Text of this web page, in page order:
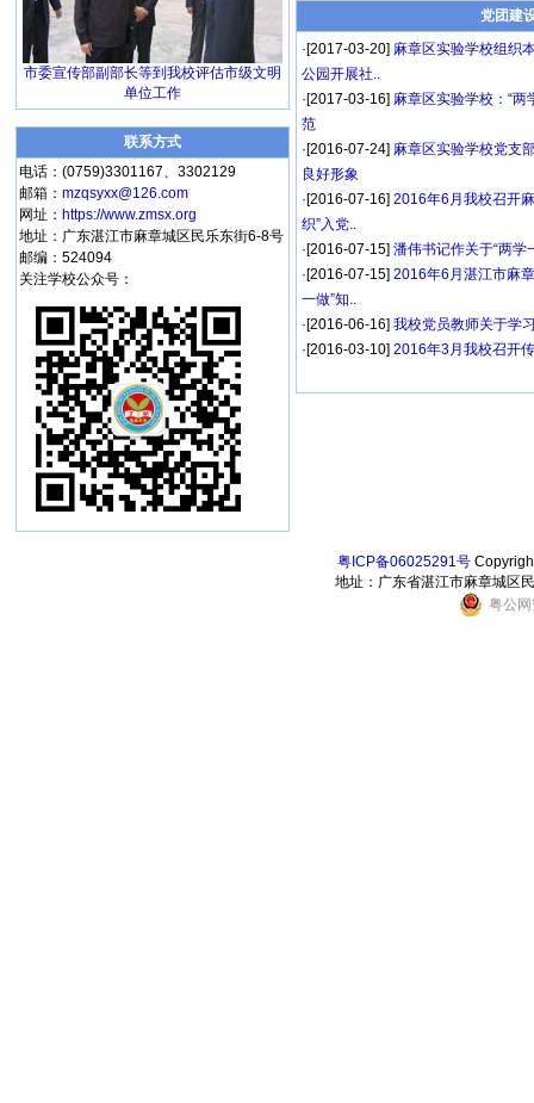
市委宣传部副部长等到我校评估市级文明
单位工作
联系方式
电话：(0759)3301167、3302129
邮箱： mzqsyxx@126.com
网址： https://www.zmsx.org
地址：广东湛江市麻章城区民乐东街6-8号
邮编：524094
关注学校公众号：
党团建
·[2017-03-20] 麻章区实验学校组织
公园开展社..
·[2017-03-16] 麻章区实验学校：“两
范
·[2016-07-24] 麻章区实验学校党支
良好形象
·[2016-07-16] 2016年6月我校召开
织”入党..
·[2016-07-15] 潘伟书记作关于“两学
·[2016-07-15] 2016年6月湛江市麻
一做”知..
·[2016-06-16] 我校党员教师关于学
·[2016-03-10] 2016年3月我校召开
粤ICP备06025291号
地址：广东省湛江市麻章城区
粤公